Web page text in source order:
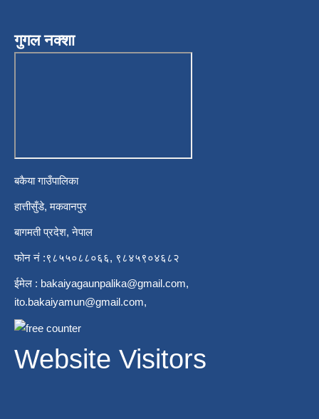
गुगल नक्शा
बकैया गाउँपालिका
हात्तीसुँडे, मकवानपुर
बागमती प्रदेश, नेपाल
फोन नं :९८५५०८८०६६, ९८४५९०४६८२
ईमेल : bakaiyagaunpalika@gmail.com,
ito.bakaiyamun@gmail.com,
Website Visitors